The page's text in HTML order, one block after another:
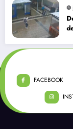
FACEBOOK